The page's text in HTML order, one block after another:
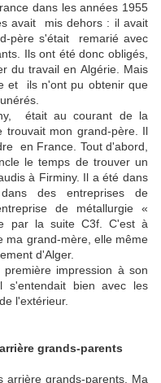
dans les années 1955
avait mis dehors : il avait
père s'était remarié avec
Ils ont été donc obligés,
du travail en Algérie. Mais
et ils n'ont pu obtenir que
était au courant de la
trouvait mon grand-père. Il
en France. Tout d'abord,
le temps de trouver un
à Firminy. Il a été dans
des entreprises de
de métallurgie «
par la suite C3f. C'est à
ma grand-mère, elle même
d'Alger.
impression à son
bien avec les
l'extérieur.
grands-parents
arrière grands-parents. Ma